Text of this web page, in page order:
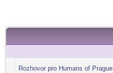
Rozhovor pro Humans of Prague